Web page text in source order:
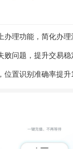
办理功能，简化办理
败问题，提升交易稳
置识别准确率提升